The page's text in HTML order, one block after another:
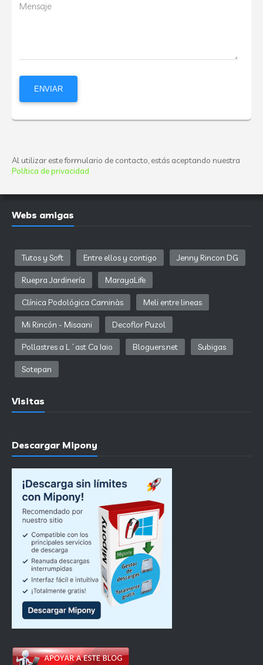
Mensaje
Al utilizar este formulario de contacto, estás aceptando nuestra
Política de privacidad
Webs amigas
Tutos y Soft Entre ellos y contigo Jenny Rincon DG
Ruepra Jardinería MarayaLife
Clínica Podológica Caminàs Meli entre lineas
Mi Rincón - Misaani Decoflor Puzol
Pollastres a L´ast Ca Iaio Bloguers.net Subigas
Sotepan
Visitas
Descargar Mipony